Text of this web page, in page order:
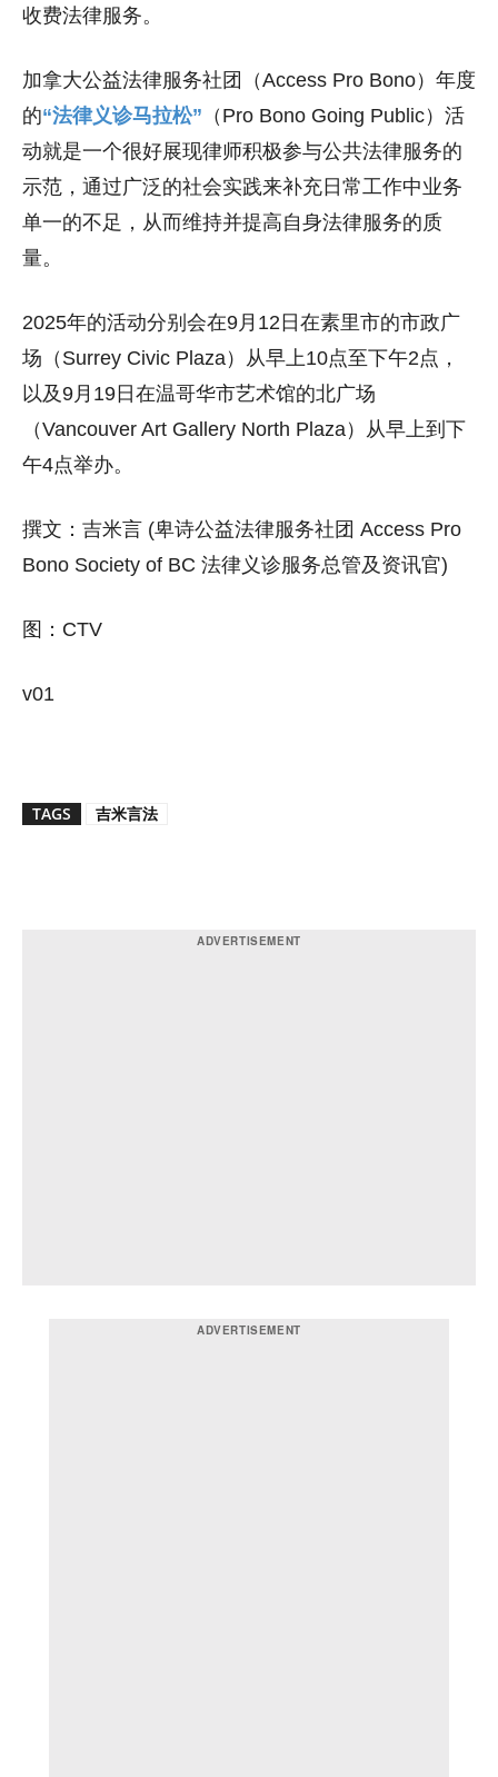
收费法律服务。
加拿大公益法律服务社团（Access Pro Bono）年度
的“法律义诊马拉松” （Pro Bono Going Public）活
动就是一个很好展现律师积极参与公共法律服务的
示范，通过广泛的社会实践来补充日常工作中业务
单一的不足，从而维持并提高自身法律服务的质
量。
2025年的活动分别会在9月12日在素里市的市政广
场（Surrey Civic Plaza）从早上10点至下午2点，
以及9月19日在温哥华市艺术馆的北广场
（Vancouver Art Gallery North Plaza）从早上到下
午4点举办。
撰文：吉米言 (卑诗公益法律服务社团 Access Pro
Bono Society of BC 法律义诊服务总管及资讯官)
图：CTV
v01
TAGS 吉米言法